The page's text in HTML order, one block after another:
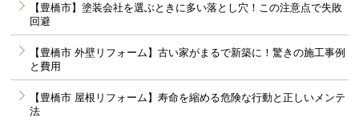
【豊橋市】塗装会社を選ぶときに多い落とし穴！この注意点で失敗
回避
【豊橋市 外壁リフォーム】古い家がまるで新築に！驚きの施工事例
と費用
【豊橋市 屋根リフォーム】寿命を縮める危険な行動と正しいメンテ
法